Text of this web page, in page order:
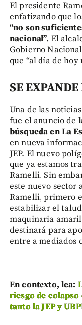
El presidente
enfatizando que
“no son
nacional”. El
Gobierno
que “al día de hoy
SE
Una de las
fue el anuncio de
búsqueda en La
en nueva
JEP. El nuevo
que ya estamos
Ramelli. Sin
este nuevo sector
Ramelli, primero
estabilizar el
maquinaria
destinará para
entre a mediados
En contexto, lea:
riesgo de colapso
tanto la JEP y